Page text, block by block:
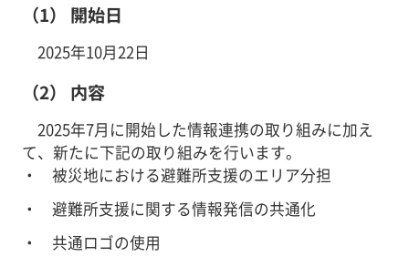
（1） 開始日
2025年10月22日
（2） 内容
2025年7月に開始した情報連携の取り組みに加え
て、新たに下記の取り組みを行います。
被災地における避難所支援のエリア分担
避難所支援に関する情報発信の共通化
共通ロゴの使用